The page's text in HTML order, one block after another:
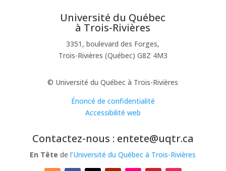
Université du Québec
à Trois-Rivières
3351, boulevard des Forges,
Trois-Rivières (Québec) G8Z 4M3
© Université du Québec à Trois-Rivières
Énoncé de confidentialité
Accessibilité web
Contactez-nous : entete@uqtr.ca
En Tête del’Université du Québec à Trois-Rivières